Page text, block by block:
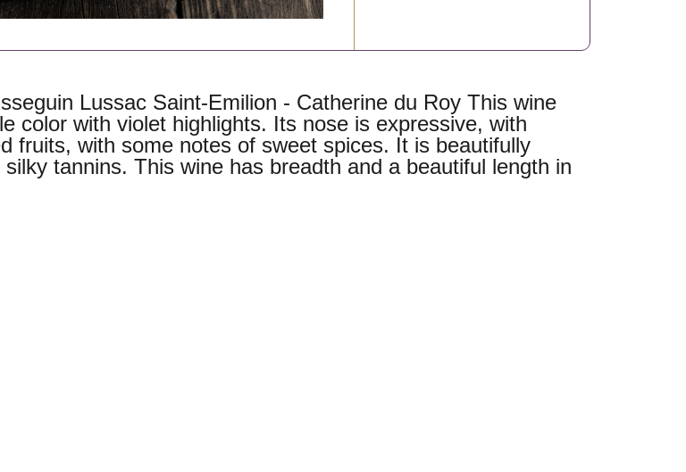
Lussac Saint-Emilion - Catherine du Roy This wine
color with violet highlights. Its nose is expressive, with
fruits, with some notes of sweet spices. It is beautifully
tannins. This wine has breadth and a beautiful length in